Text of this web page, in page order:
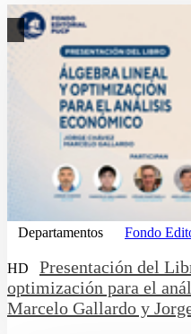
Departamentos Fondo
HD Presentación del
optimización para el
Marcelo Gallardo y